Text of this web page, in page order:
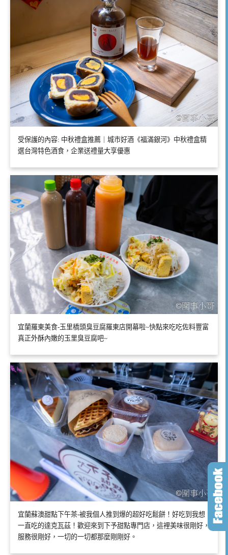
受保護的內容: 中秋禮盒推薦｜城市好酒《福滿銀河》中秋禮盒精
選台灣特色酒食，企業送禮量大享優惠
宜蘭羅東美食-玉里橋頭臭豆腐羅東店開幕啦~快點來吃吃佐料豐富
真正外酥內嫩的玉里臭豆腐吧~
宜蘭蘇澳甜點下午茶-被我個人推到爆的超好吃鬆餅！好吃到我想
一直吃的達克瓦茲！歡迎來到下予甜點專門店，這裡美味很剛好，
服務很剛好，一切的一切都那麼剛剛好。